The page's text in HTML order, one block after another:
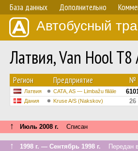
База данных Дополнительно
Автобусный
Латвия, Van Hool
Регион Предприятие №
Латвия CATA, AS — Limbažu filiāle
Дания Kruse A/S (Nakskov) 26
↑ Июль 2008 г. Списан
↑ 1998 г. — Сентябрь 1998 г. Передан в